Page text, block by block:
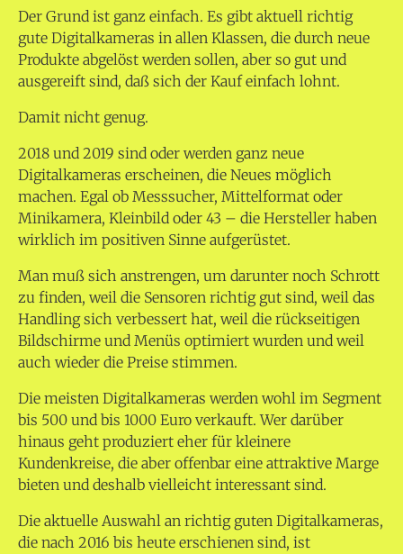
Der Grund ist ganz einfach. Es gibt aktuell richtig
gute Digitalkameras in allen Klassen, die durch neue
Produkte abgelöst werden sollen, aber so gut und
ausgereift sind, daß sich der Kauf einfach lohnt.
Damit nicht genug.
2018 und 2019 sind oder werden ganz neue
Digitalkameras erscheinen, die Neues möglich
machen. Egal ob Messsucher, Mittelformat oder
Minikamera, Kleinbild oder 43 – die Hersteller haben
wirklich im positiven Sinne aufgerüstet.
Man muß sich anstrengen, um darunter noch Schrott
zu finden, weil die Sensoren richtig gut sind, weil das
Handling sich verbessert hat, weil die rückseitigen
Bildschirme und Menüs optimiert wurden und weil
auch wieder die Preise stimmen.
Die meisten Digitalkameras werden wohl im Segment
bis 500 und bis 1000 Euro verkauft. Wer darüber
hinaus geht produziert eher für kleinere
Kundenkreise, die aber offenbar eine attraktive Marge
bieten und deshalb vielleicht interessant sind.
Die aktuelle Auswahl an richtig guten Digitalkameras,
die nach 2016 bis heute erschienen sind, ist